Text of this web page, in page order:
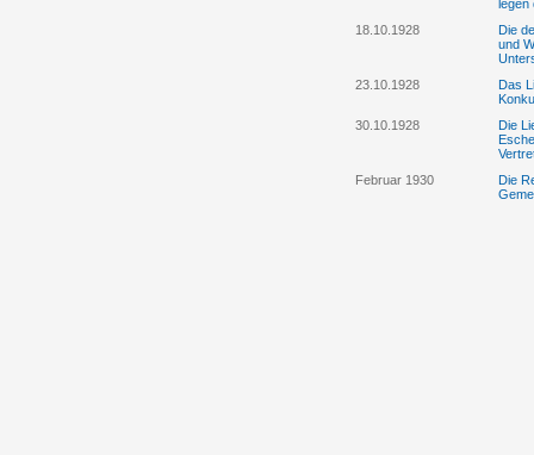
18.10.1928
Die
und
23.10.1928
Das
30.10.1928
Die
Februar 1930
Die